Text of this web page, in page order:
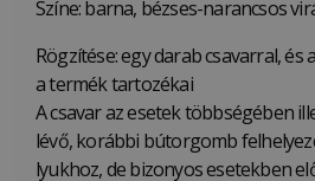
Színe: barna, bézses-narancsos
Rögzítése: egy darab csavarral, és
a termék tartozékai
A csavar az esetek többségében
lévő, korábbi bútorgomb
lyukhoz, de bizonyos esetekben